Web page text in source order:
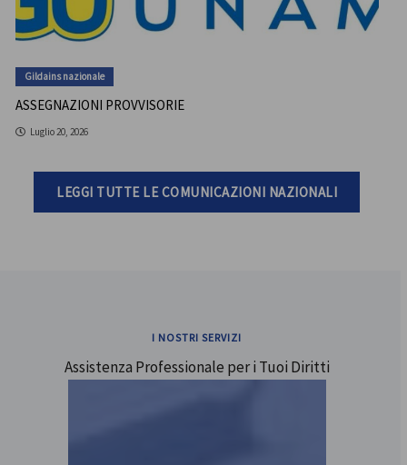
Gildains nazionale
ASSEGNAZIONI PROVVISORIE
Luglio 20, 2026
LEGGI TUTTE LE COMUNICAZIONI NAZIONALI
I NOSTRI SERVIZI
Assistenza Professionale per i Tuoi Diritti